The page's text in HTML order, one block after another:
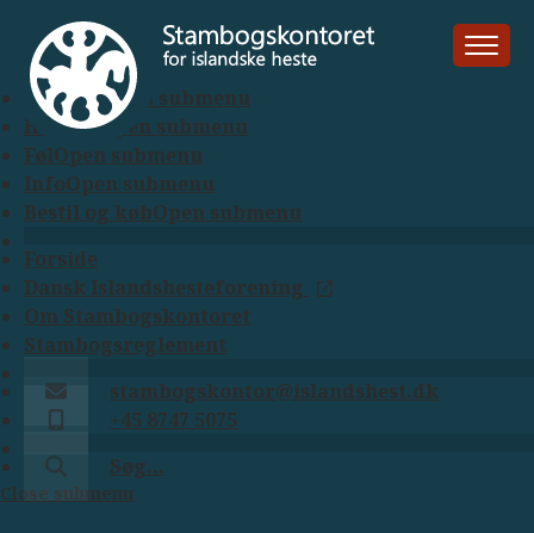
Menu
HingsteOpen submenu
HopperOpen submenu
FølOpen submenu
InfoOpen submenu
Bestil og købOpen submenu
Forside
Dansk Islandshesteforening
Om Stambogskontoret
Stambogsreglement
stambogskontor@islandshest.dk
+45 8747 5075
Søg…
Close submenu
SØG LUK